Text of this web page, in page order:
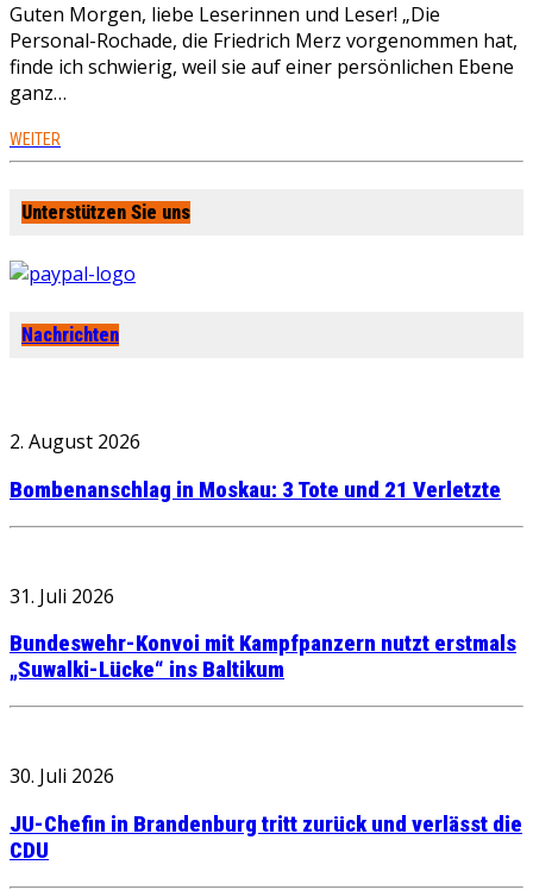
Guten Morgen, liebe Leserinnen und Leser! „Die
Personal-Rochade, die Friedrich Merz vorgenommen hat,
finde ich schwierig, weil sie auf einer persönlichen Ebene
ganz…
WEITER
Unterstützen Sie uns
Nachrichten
2. August 2026
Bombenanschlag in Moskau: 3 Tote und 21 Verletzte
31. Juli 2026
Bundeswehr-Konvoi mit Kampfpanzern nutzt erstmals
„Suwalki-Lücke“ ins Baltikum
30. Juli 2026
JU-Chefin in Brandenburg tritt zurück und verlässt die
CDU